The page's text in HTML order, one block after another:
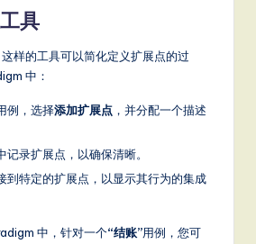
具
样的工具可以简化定义扩展点的过
中：
例，选择添加扩展点 ，并分配一个描述
记录扩展点，以确保清晰。
到特定的扩展点，以显示其行为的集成
中，针对一个“结账”用例，您可